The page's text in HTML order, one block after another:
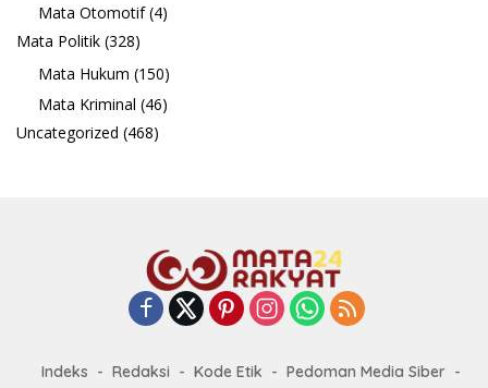
Mata Otomotif(4)
Mata Politik (328)
Mata Hukum (150)
Mata Kriminal (46)
Uncategorized (468)
Indeks Redaksi Kode Etik
Pedoman Media Siber